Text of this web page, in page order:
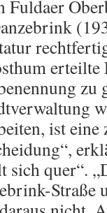
Fuldaer
erteilte
zu
ist eine
sich quer“.
Straße